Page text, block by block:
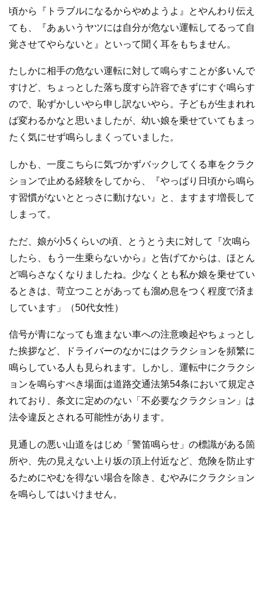
頃から『トラブルになるからやめようよ』とやんわり伝え
ても、『あぁいうヤツには自分が危ない運転してるって自
覚させてやらないと』といって聞く耳をもちません。
たしかに相手の危ない運転に対して鳴らすことが多いんで
すけど、ちょっとした落ち度すら許容できずにすぐ鳴らす
ので、恥ずかしいやら申し訳ないやら。子どもが生まれれ
ば変わるかなと思いましたが、幼い娘を乗せていてもまっ
たく気にせず鳴らしまくっていました。
しかも、一度こちらに気づかずバックしてくる車をクラク
ションで止める経験をしてから、『やっぱり日頃から鳴ら
す習慣がないととっさに動けない』と、ますます増長して
しまって。
ただ、娘が小5くらいの頃、とうとう夫に対して『次鳴ら
したら、もう一生乗らないから』と告げてからは、ほとん
ど鳴らさなくなりましたね。少なくとも私か娘を乗せてい
るときは、苛立つことがあっても溜め息をつく程度で済ま
しています」（50代女性）
信号が青になっても進まない車への注意喚起やちょっとし
た挨拶など、ドライバーのなかにはクラクションを頻繁に
鳴らしている人も見られます。しかし、運転中にクラクシ
ョンを鳴らすべき場面は道路交通法第54条において規定さ
れており、条文に定めのない「不必要なクラクション」は
法令違反とされる可能性があります。
見通しの悪い山道をはじめ「警笛鳴らせ」の標識がある箇
所や、先の見えない上り坂の頂上付近など、危険を防止す
るためにやむを得ない場合を除き、むやみにクラクション
を鳴らしてはいけません。